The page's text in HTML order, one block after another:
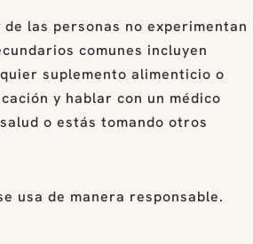
las personas no experimentan
comunes incluyen
suplemento alimenticio o
y hablar con un médico
o estás tomando otros
usa de manera responsable.